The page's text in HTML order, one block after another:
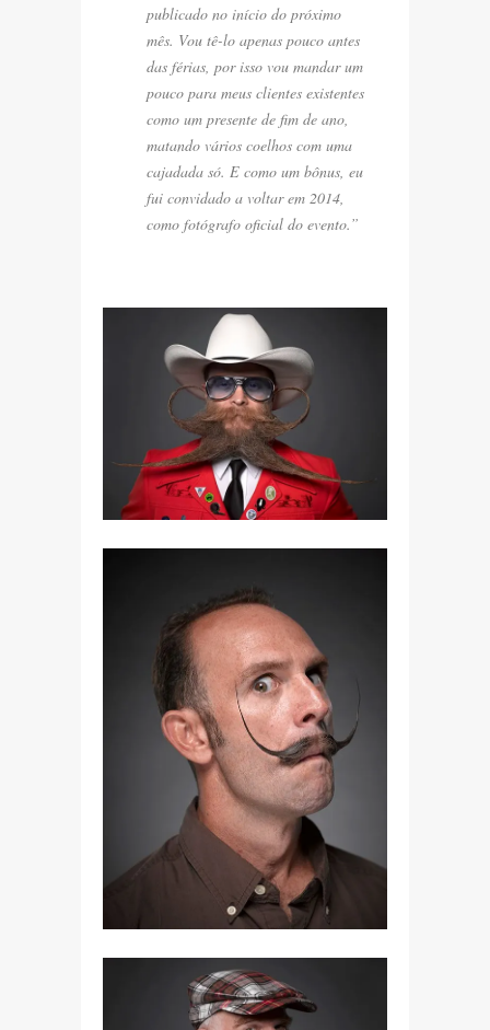
publicado no início do próximo
mês. Vou tê-lo apenas pouco antes
das férias, por isso vou mandar um
pouco para meus clientes existentes
como um presente de fim de ano,
matando vários coelhos com uma
cajadada só. E como um bônus, eu
fui convidado a voltar em 2014,
como fotógrafo oficial do evento.”